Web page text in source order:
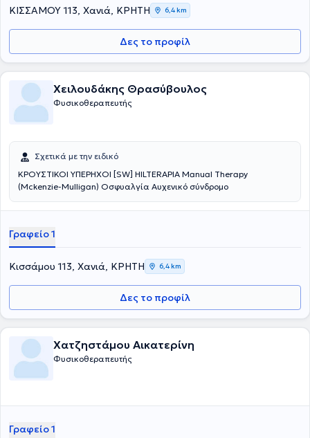
ΚΙΣΣΑΜΟΥ 113, Χανιά, ΚΡΗΤΗ 6,4 km
Δες το προφίλ
Χειλουδάκης Θρασύβουλος
Φυσικοθεραπευτής
Σχετικά με την ειδικό
ΚΡΟΥΣΤΙΚΟΙ ΥΠΕΡΗΧΟΙ [SW] HILTERAPIA Manual Therapy
(Mckenzie-Mulligan) Οσφυαλγία Αυχενικό σύνδρομο
Γραφείο 1
Κισσάμου 113, Χανιά, ΚΡΗΤΗ 6,4 km
Δες το προφίλ
Χατζηστάμου Αικατερίνη
Φυσικοθεραπευτής
Γραφείο 1